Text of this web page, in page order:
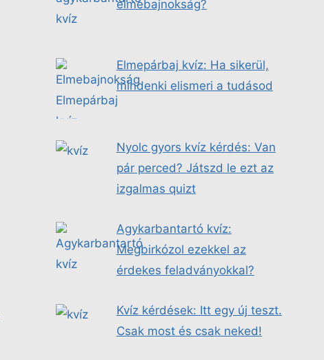
elmebajnokság?
Elmepárbaj kvíz: Ha sikerül,
mindenki elismeri a tudásod
Nyolc gyors kvíz kérdés: Van
pár perced? Játszd le ezt az
izgalmas quizt
Agykarbantartó kvíz:
Megbirkózol ezekkel az
érdekes feladványokkal?
Kvíz kérdések: Itt egy új teszt.
Csak most és csak neked!